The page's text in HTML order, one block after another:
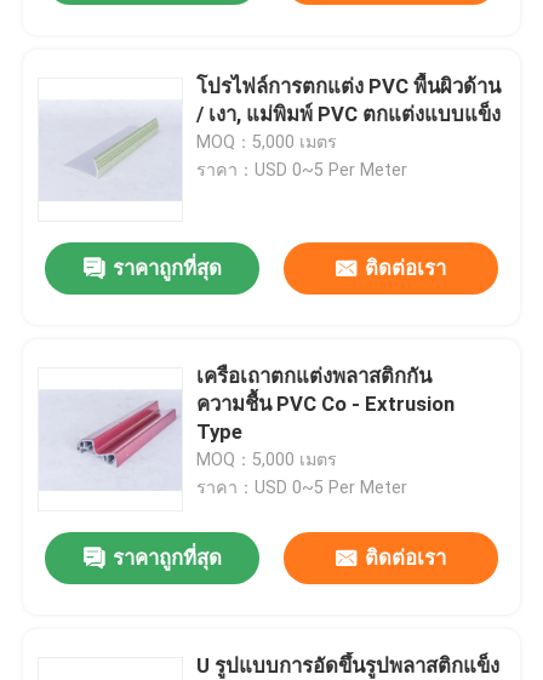
โปรไฟล์การตกแต่ง PVC พื้นผิวด้าน
/ เงา, แม่พิมพ์ PVC ตกแต่งแบบแข็ง
MOQ：5,000 เมตร
ราคา：USD 0~5 Per Meter
ราคาถูกที่สุด ติดต่อเรา
เครือเถาตกแต่งพลาสติกกัน
ความชื้น PVC Co - Extrusion
Type
MOQ：5,000 เมตร
ราคา：USD 0~5 Per Meter
ราคาถูกที่สุด ติดต่อเรา
U รูปแบบการอัดขึ้นรูปพลาสติกแข็ง